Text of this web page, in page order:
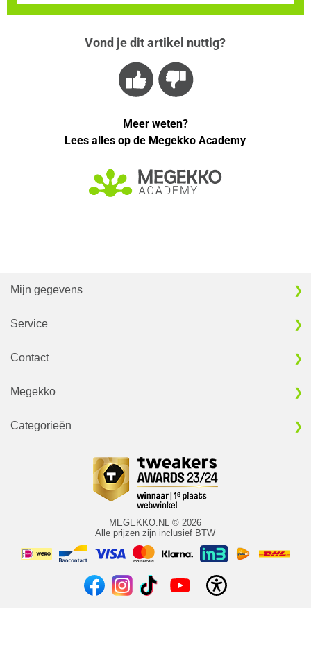
Vond je dit artikel nuttig?
Meer weten?
Lees alles op de Megekko Academy
Mijn gegevens
Service
Contact
Megekko
Categorieën
MEGEKKO.NL © 2026
Alle prijzen zijn inclusief BTW